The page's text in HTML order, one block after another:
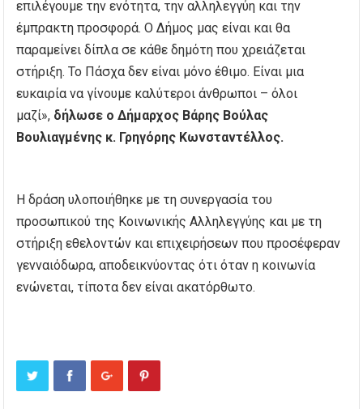
επιλέγουμε την ενότητα, την αλληλεγγύη και την
έμπρακτη προσφορά. Ο Δήμος μας είναι και θα
παραμείνει δίπλα σε κάθε δημότη που χρειάζεται
στήριξη. Το Πάσχα δεν είναι μόνο έθιμο. Είναι μια
ευκαιρία να γίνουμε καλύτεροι άνθρωποι – όλοι
μαζί», δήλωσε ο Δήμαρχος Βάρης Βούλας
Βουλιαγμένης κ. Γρηγόρης Κωνσταντέλλος.
Η δράση υλοποιήθηκε με τη συνεργασία του
προσωπικού της Κοινωνικής Αλληλεγγύης και με τη
στήριξη εθελοντών και επιχειρήσεων που προσέφεραν
γενναιόδωρα, αποδεικνύοντας ότι όταν η κοινωνία
ενώνεται, τίποτα δεν είναι ακατόρθωτο.